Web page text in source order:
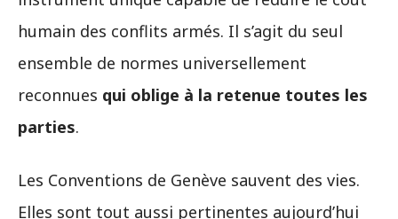
humain des conflits armés. Il s’agit du seul
ensemble de normes universellement
reconnues qui oblige à la retenue toutes les
parties.
Les Conventions de Genève sauvent des vies.
Elles sont tout aussi pertinentes aujourd’hui